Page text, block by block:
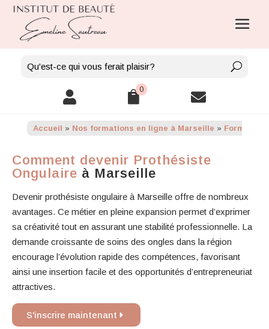
 0 
Accueil » Nos formations en ligne à Marseille » Formation
Comment devenir Prothésiste
Ongulaire à Marseille
Devenir prothésiste ongulaire à Marseille offre de nombreux
avantages. Ce métier en pleine expansion permet d’exprimer
sa créativité tout en assurant une stabilité professionnelle. La
demande croissante de soins des ongles dans la région
encourage l’évolution rapide des compétences, favorisant
ainsi une insertion facile et des opportunités d’entrepreneuriat
attractives.
S'inscrire maintenant